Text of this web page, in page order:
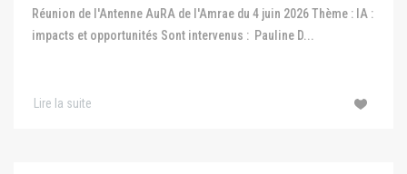
Réunion de l'Antenne AuRA de l'Amrae du 4 juin 2026 Thème : IA :
impacts et opportunités Sont intervenus : Pauline D...
Lire la suite